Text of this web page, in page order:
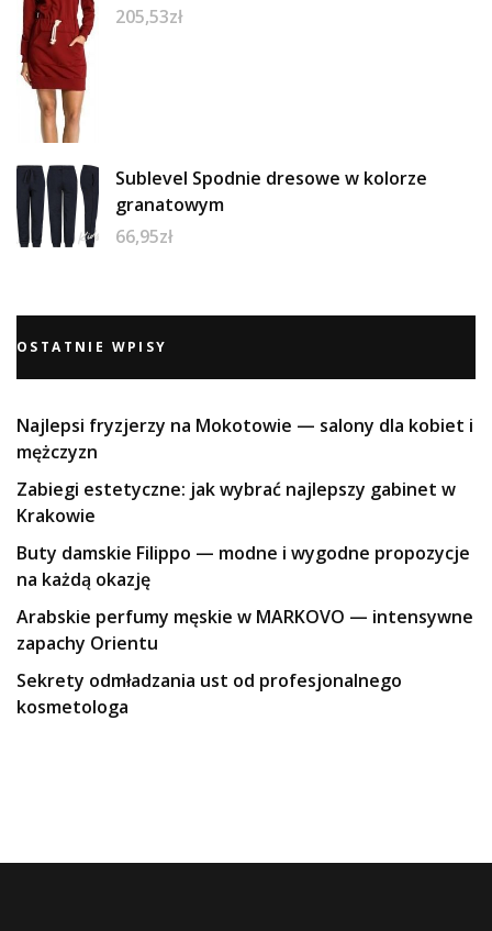
205,53zł
Sublevel Spodnie dresowe w kolorze
granatowym
66,95zł
OSTATNIE WPISY
Najlepsi fryzjerzy na Mokotowie — salony dla kobiet i
mężczyzn
Zabiegi estetyczne: jak wybrać najlepszy gabinet w
Krakowie
Buty damskie Filippo — modne i wygodne propozycje
na każdą okazję
Arabskie perfumy męskie w MARKOVO — intensywne
zapachy Orientu
Sekrety odmładzania ust od profesjonalnego
kosmetologa